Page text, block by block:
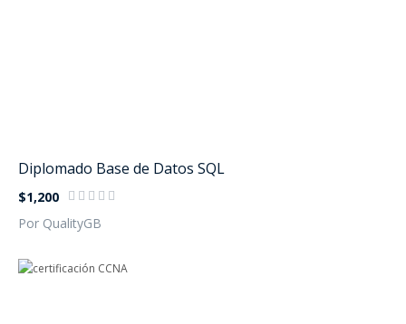
Diplomado Base de Datos SQL
$1,200
Por QualityGB